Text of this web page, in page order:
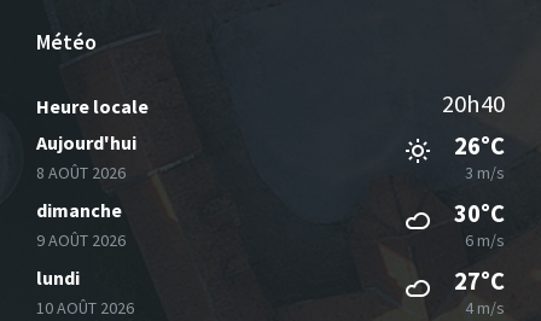
Météo
Heure locale 20h40
Aujourd'hui
8 AOÛT 2026
26°C
3 m/s
dimanche
9 AOÛT 2026
30°C
6 m/s
lundi
10 AOÛT 2026
27°C
4 m/s